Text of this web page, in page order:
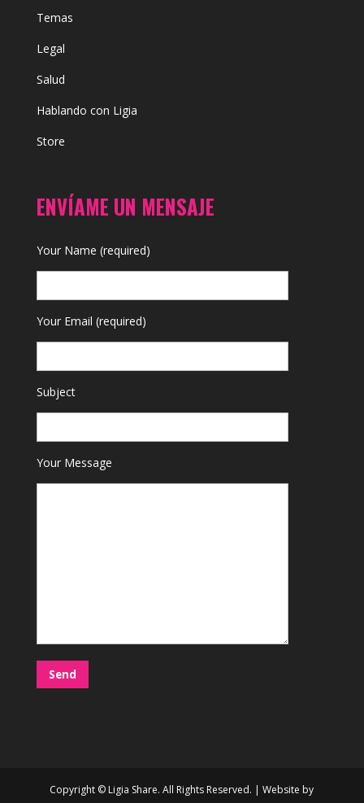
Temas
Legal
Salud
Hablando con Ligia
Store
ENVÍAME UN MENSAJE
Your Name (required)
Your Email (required)
Subject
Your Message
Copyright © Ligia Share. All Rights Reserved. | Website by